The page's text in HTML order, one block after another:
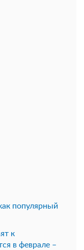
популярный
к
в феврале –